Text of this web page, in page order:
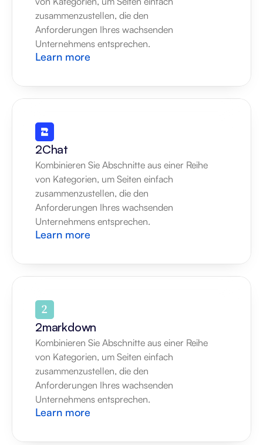
zusammenzustellen, die den
Anforderungen Ihres wachsenden
Unternehmens entsprechen.
Learn more
2Chat
Kombinieren Sie Abschnitte aus einer Reihe
von Kategorien, um Seiten einfach
zusammenzustellen, die den
Anforderungen Ihres wachsenden
Unternehmens entsprechen.
Learn more
2markdown
Kombinieren Sie Abschnitte aus einer Reihe
von Kategorien, um Seiten einfach
zusammenzustellen, die den
Anforderungen Ihres wachsenden
Unternehmens entsprechen.
Learn more